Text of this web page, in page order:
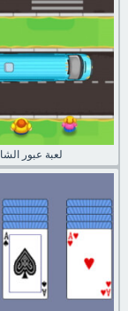
لعبة عبور